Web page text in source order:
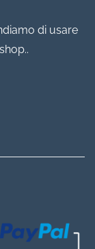
di usare